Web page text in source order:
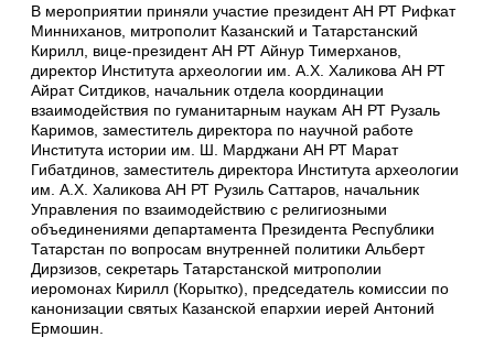
В мероприятии приняли участие президент АН РТ Рифкат
Минниханов, митрополит Казанский и Татарстанский
Кирилл, вице-президент АН РТ Айнур Тимерханов,
директор Института археологии им. А.Х. Халикова АН РТ
Айрат Ситдиков, начальник отдела координации
взаимодействия по гуманитарным наукам АН РТ Рузаль
Каримов, заместитель директора по научной работе
Института истории им. Ш. Марджани АН РТ Марат
Гибатдинов, заместитель директора Института археологии
им. А.Х. Халикова АН РТ Рузиль Саттаров, начальник
Управления по взаимодействию с религиозными
объединениями департамента Президента Республики
Татарстан по вопросам внутренней политики Альберт
Дирзизов, секретарь Татарстанской митрополии
иеромонах Кирилл (Корытко), председатель комиссии по
канонизации святых Казанской епархии иерей Антоний
Ермошин.